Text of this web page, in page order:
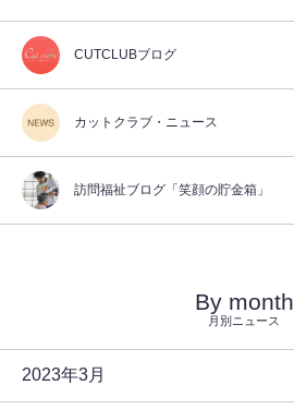
CUTCLUBブログ
カットクラブ・ニュース
訪問福祉ブログ「笑顔の貯金箱」
By month
月別ニュース
2023年3月